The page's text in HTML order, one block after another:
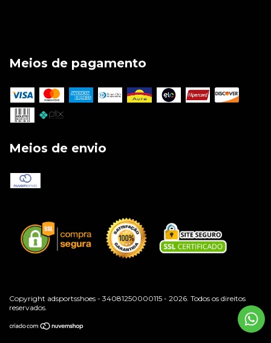
Meios de pagamento
Meios de envio
Copyright adsportsshoes - 34081250000115 - 2026. Todos os direitos
reservados.